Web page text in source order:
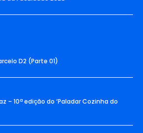
D2 (Parte 01)
– 10ª edição do ‘Paladar Cozinha do